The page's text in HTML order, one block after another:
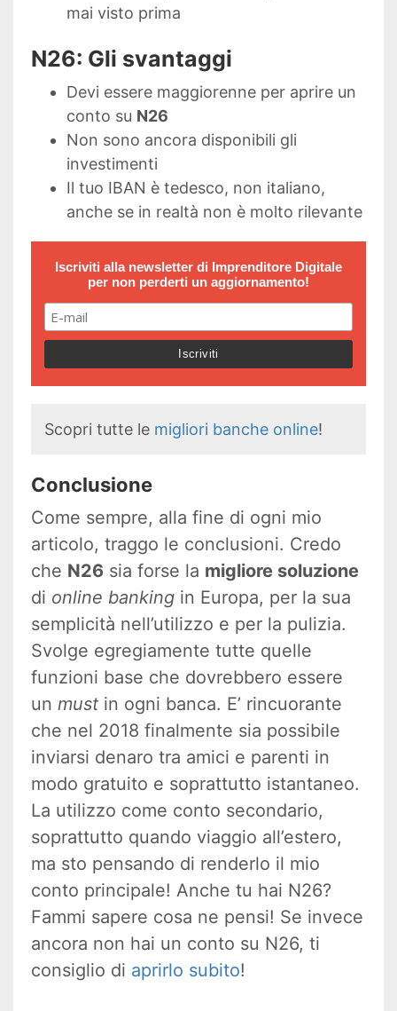
mai visto prima
N26: Gli svantaggi
Devi essere maggiorenne per aprire un
conto su N26
Non sono ancora disponibili gli
investimenti
Il tuo IBAN è tedesco, non italiano,
anche se in realtà non è molto rilevante
Iscriviti alla newsletter di Imprenditore Digitale
per non perderti un aggiornamento!
Scopri tutte le migliori banche online!
Conclusione
Come sempre, alla fine di ogni mio
articolo, traggo le conclusioni. Credo
che N26 sia forse la migliore soluzione
di online banking in Europa, per la sua
semplicità nell’utilizzo e per la pulizia.
Svolge egregiamente tutte quelle
funzioni base che dovrebbero essere
un must in ogni banca. E’ rincuorante
che nel 2018 finalmente sia possibile
inviarsi denaro tra amici e parenti in
modo gratuito e soprattutto istantaneo.
La utilizzo come conto secondario,
soprattutto quando viaggio all’estero,
ma sto pensando di renderlo il mio
conto principale! Anche tu hai N26?
Fammi sapere cosa ne pensi! Se invece
ancora non hai un conto su N26, ti
consiglio di aprirlo subito!